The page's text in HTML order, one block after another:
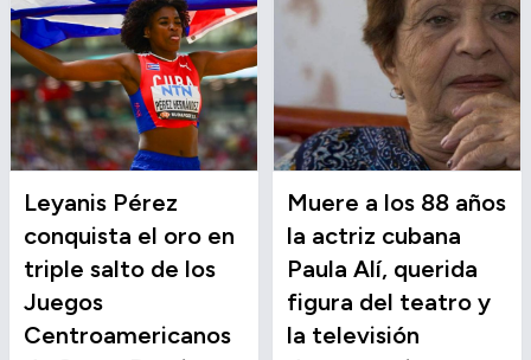
Leyanis Pérez
conquista el oro en
triple salto de los
Juegos
Centroamericanos
Muere a los 88 años
la actriz cubana
Paula Alí, querida
figura del teatro y
la televisión